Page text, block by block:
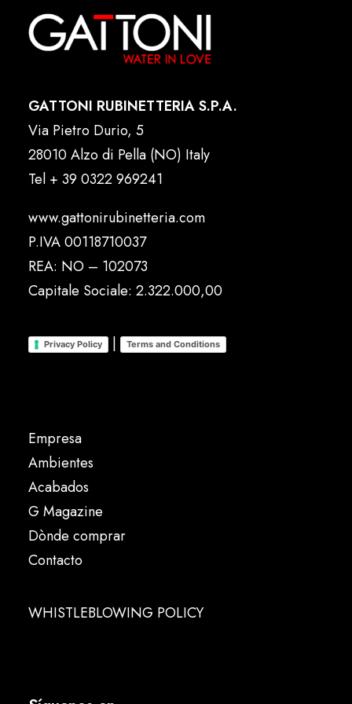
GATTONI RUBINETTERIA S.P.A.
Via Pietro Durio, 5
28010 Alzo di Pella (NO) Italy
Tel + 39 0322 969241
www.gattonirubinetteria.com
P.IVA 00118710037
REA: NO – 102073
Capitale Sociale: 2.322.000,00
Privacy Policy | Terms and Conditions
Empresa
Ambientes
Acabados
G Magazine
Dònde comprar
Contacto
WHISTLEBLOWING POLICY